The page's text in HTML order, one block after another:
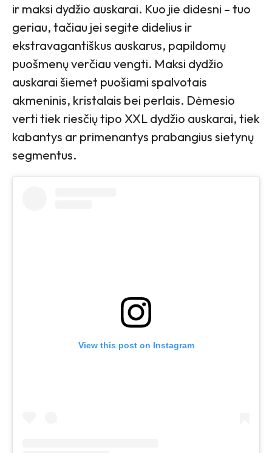
ir maksi dydžio auskarai. Kuo jie didesni – tuo
geriau, tačiau jei segite didelius ir
ekstravagantiškus auskarus, papildomų
puošmenų verčiau vengti. Maksi dydžio
auskarai šiemet puošiami spalvotais
akmeninis, kristalais bei perlais. Dėmesio
verti tiek riesčių tipo XXL dydžio auskarai, tiek
kabantys ar primenantys prabangius sietynų
segmentus.
View this post on Instagram